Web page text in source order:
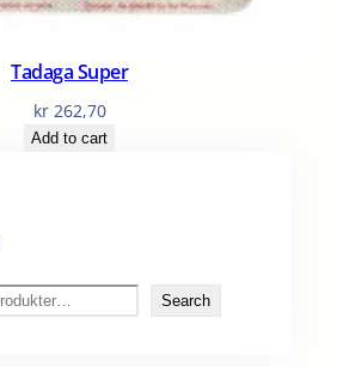
Tadaga Super
kr262,70
Add to cart
ø
Search